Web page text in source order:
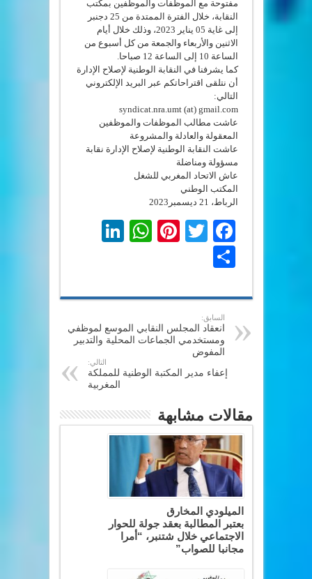
مفتوحة مع الموظفات والموظفين بمكتب
النقابة، خلال الفترة الممتدة من 25 دجنبر
إلى غاية 05 يناير 2023، وذلك خلال أيام
الاثنين والأربعاء والجمعة من كل أسبوع من
الساعة 10 إلى الساعة 12 صباحا.
كما يشرفنا في النقابة الوطنية لإصلاح الإدارة
أن نتلقى اقتراحاتكم عبر البريد الإلكتروني
التالي:
syndicat.nra.umt (at) gmail.com
عاشت مطالب الموظفات والموظفين
المعقولة والعادلة والمشروعة
عاشت النقابة الوطنية لإصلاح الإدارة نقابة
مسؤولة ومناضلة
عاش الاتحاد المغربي للشغل
المكتب الوطني
الرباط، 21 ديسمبر2023
Facebook
Twitter
Pinterest
WhatsApp
السابق:
انعقاد المجلس النقابي الموسع لموظفي
ومستخدمي الجماعات المحلية والتدبير
المفوض
التالي:
إعفاء مدير المكتبة الوطنية للمملكة
المغربية
مقالات مشابهة
الميلودي المخارق
بعتبر المطالبة بعقد جولة للحوار
الاجتماعي خلال شتنبر، “أمرا
مجانبا للصواب”